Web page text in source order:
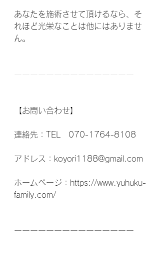
あなたを施術させて頂けるなら、そ
れほど光栄なことは他にはありませ
ん。
ーーーーーーーーーーーーーーー
【お問い合わせ】
連絡先：TEL　070-1764-8108
アドレス：koyori1188@gmail.com
ホームページ：https://www.yuhuku-
family.com/
ーーーーーーーーーーーーーーー